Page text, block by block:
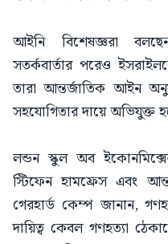
আইনি বিশেষজ্ঞরা
সতর্কবার্তার পরেও
তারা আন্তর্জাতিক আইন
সহযোগিতার দায়ে অভিযুক্ত
লন্ডন স্কুল অব
স্টিফেন হামফ্রেস এবং
গেরহার্ড কেম্প জানান,
দায়িত্ব কেবল গণহত্যা